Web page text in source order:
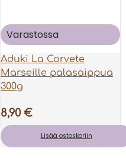
Varastossa
Aduki La Corvete
Marseille palasaippua
300g
8,90 €
Lisää ostoskoriin